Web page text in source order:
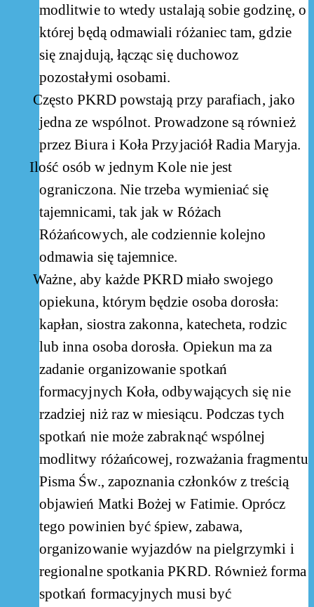
modlitwie to wtedy ustalają sobie godzinę, o
której będą odmawiali różaniec tam, gdzie
się znajdują, łącząc się duchowoz
pozostałymi osobami.
Często PKRD powstają przy parafiach, jako
jedna ze wspólnot. Prowadzone są również
przez Biura i Koła Przyjaciół Radia Maryja.
Ilość osób w jednym Kole nie jest
ograniczona. Nie trzeba wymieniać się
tajemnicami, tak jak w Różach
Różańcowych, ale codziennie kolejno
odmawia się tajemnice.
Ważne, aby każde PKRD miało swojego
opiekuna, którym będzie osoba dorosła:
kapłan, siostra zakonna, katecheta, rodzic
lub inna osoba dorosła. Opiekun ma za
zadanie organizowanie spotkań
formacyjnych Koła, odbywających się nie
rzadziej niż raz w miesiącu. Podczas tych
spotkań nie może zabraknąć wspólnej
modlitwy różańcowej, rozważania fragmentu
Pisma Św., zapoznania członków z treścią
objawień Matki Bożej w Fatimie. Oprócz
tego powinien być śpiew, zabawa,
organizowanie wyjazdów na pielgrzymki i
regionalne spotkania PKRD. Również forma
spotkań formacyjnych musi być